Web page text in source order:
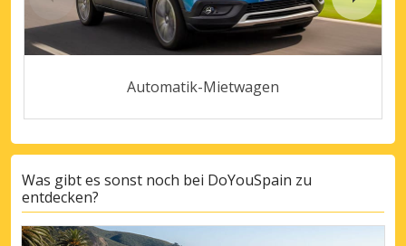
Automatik-Mietwagen
Was gibt es sonst noch bei DoYouSpain zu
entdecken?